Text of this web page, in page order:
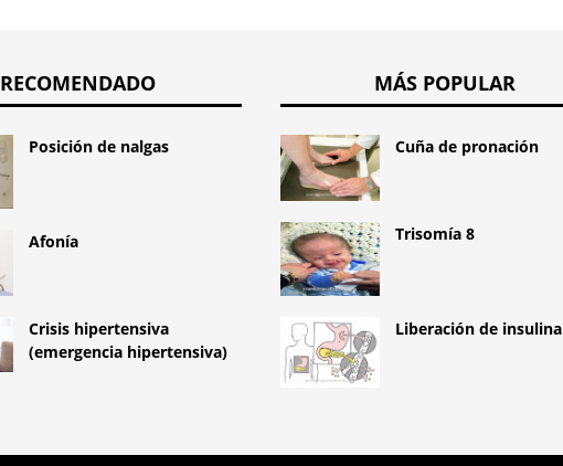
RECOMENDADO
Posición de nalgas
Afonía
Crisis hipertensiva
(emergencia hipertensiva)
MÁS POPULAR
Cuña de pronación
Trisomía 8
Liberación de insulina